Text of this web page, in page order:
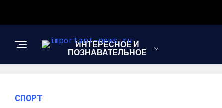
ИНТЕРЕСНОЕ И
ПОЗНАВАТЕЛЬНОЕ
СПОРТ